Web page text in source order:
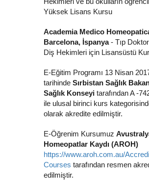
Yüksek Lisans Kursu
Academia Medico
Barcelona, İspanya- Tıp
Diş Hekimleri için Lisansüstü
E-Eğitim Programı 13 Nisan
tarihinde Sırbistan Sağlık
Sağlık Konseyi tarafından A -
ile ulusal birinci kurs
olarak akredite edilmiştir.
E-Öğrenim Kursumuz
Homeopatlar Kaydı (AROH)
https://www.aroh.com.au/
Courses tarafından resmen
edilmiştir.